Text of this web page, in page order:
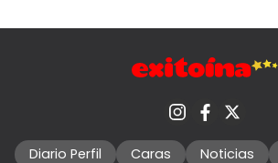
Diario Perfil Caras Noticias